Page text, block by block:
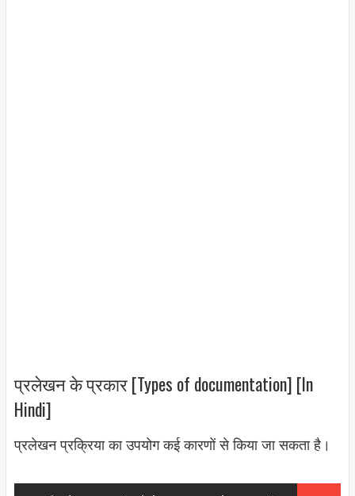
प्रलेखन के प्रकार [Types of documentation] [In
Hindi]
प्रलेखन प्रक्रिया का उपयोग कई कारणों से किया जा सकता है।